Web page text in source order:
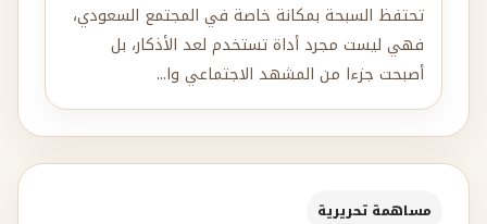
تحتفظ السبحة بمكانة خاصة في المجتمع السعودي،
فهي ليست مجرد أداة تستخدم لعد الأذكار، بل
أصبحت جزءا من المشهد الاجتماعي وا...
مساهمة تحريرية